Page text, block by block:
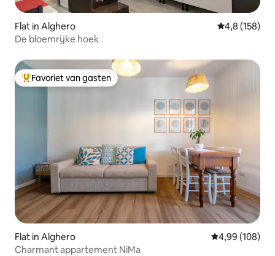
Flat in Alghero Gemiddelde
4,8 (158)
De bloemrijke hoek
Topfavoriet van gasten
Favoriet van gasten
Flat in Alghero Gemiddelde
4,99 (108)
Charmant appartement NiMa